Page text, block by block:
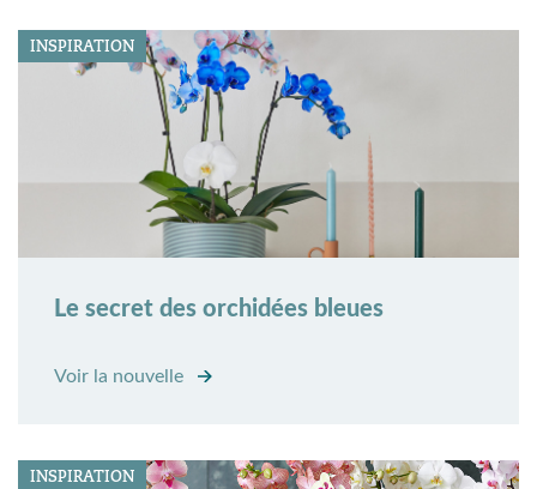
INSPIRATION
Le secret des orchidées bleues
Voir la nouvelle
INSPIRATION